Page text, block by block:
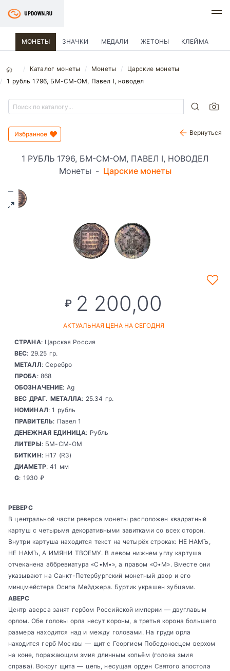
МОНЕТЫ ЗНАЧКИ МЕДАЛИ ЖЕТОНЫ КЛЕЙМА
Каталог монеты Монеты
Царские монеты
1 рубль 1796, БМ-СМ-ОМ, Павел I, новодел
Избранное Вернуться
1 РУБЛЬ 1796, БМ-СМ-ОМ, ПАВЕЛ I, НОВОДЕЛ
Монеты - Царские монеты
₽ 2 200,00
АКТУАЛЬНАЯ ЦЕНА НА СЕГОДНЯ
СТРАНА: Царская Россия
ВЕС: 29.25 гр.
МЕТАЛЛ: Серебро
ПРОБА: 868
ОБОЗНАЧЕНИЕ: Ag
ВЕС ДРАГ. МЕТАЛЛА: 25.34 гр.
НОМИНАЛ: 1 рубль
ПРАВИТЕЛЬ: Павел 1
ДЕНЕЖНАЯ ЕДИНИЦА: Рубль
ЛИТЕРЫ: БМ-СМ-ОМ
БИТКИН: Н17 (R3)
ДИАМЕТР: 41 мм
G: 1930 ₽
РЕВЕРС
В центральной части реверса монеты расположен квадратный
картуш с четырьмя декоративными завитками со всех сторон.
Внутри картуша находится текст на четырёх строках: НЕ НАМЪ,
НЕ НАМЪ, А ИМЯНИ ТВОЕМУ. В левом нижнем углу картуша
отчеканена аббревиатура «С•М•», а правом «О•М». Вместе они
указывают на Санкт-Петербургский монетный двор и его
минцмейстера Осипа Мейджера. Буртик украшен зубцами.
АВЕРС
Центр аверса занят гербом Российской империи — двуглавым
орлом. Обе головы орла несут короны, а третья корона большего
размера находится над и между головами. На груди орла
находится герб Москвы — щит с Георгием Победоносцем верхом
на коне, поражающим змия длинным копьём (голова змия
справа). Вокруг щита — цепь, несущая орден Святого апостола